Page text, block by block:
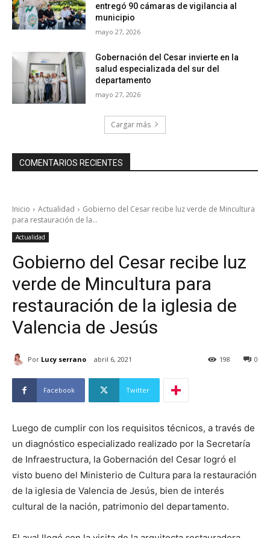
entregó 90 cámaras de vigilancia al
municipio
mayo 27, 2026
Gobernación del Cesar invierte en la
salud especializada del sur del
departamento
mayo 27, 2026
Cargar más
COMENTARIOS RECIENTES